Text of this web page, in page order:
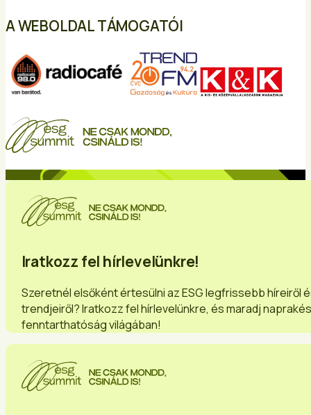
A WEBOLDAL TÁMOGATÓI
Iratkozz fel hírlevelünkre!
Szeretnél elsőként értesülni az ESG legfrissebb híreiről
trendjeiről? Iratkozz fel hírlevelünkre, és maradj
fenntarthatóság világában!